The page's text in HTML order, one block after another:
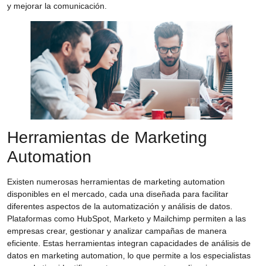
y mejorar la comunicación.
Herramientas de Marketing
Automation
Existen numerosas herramientas de marketing automation
disponibles en el mercado, cada una diseñada para facilitar
diferentes aspectos de la automatización y análisis de datos.
Plataformas como HubSpot, Marketo y Mailchimp permiten a las
empresas crear, gestionar y analizar campañas de manera
eficiente. Estas herramientas integran capacidades de análisis de
datos en marketing automation , lo que permite a los especialistas